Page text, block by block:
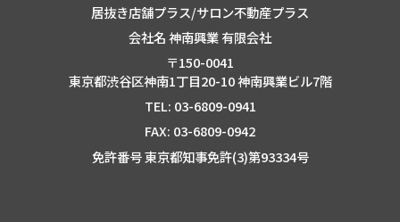
居抜き店舗プラス/サロン不動産プラス
会社名 神南興業 有限会社
〒150-0041
東京都渋谷区神南1丁目20-10 神南興業ビル7階
TEL: 03-6809-0941
FAX: 03-6809-0942
免許番号 東京都知事免許(3)第93334号